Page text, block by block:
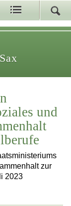
und
zur
2023